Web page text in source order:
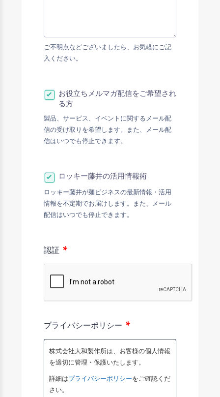
ご不明点などございましたら、お気軽にご記
入ください。
お役立ちメルマガ配信をご希望され
る方
製品、サービス、イベントに関するメール配
信の受け取りを希望します。また、メール配
信はいつでも停止できます。
ロッキー藤井の活用情報術
ロッキー藤井が麺ビジネスの最新情報・活用
情報を不定期でお届けします。また、メール
配信はいつでも停止できます。
認証 *
プライバシーポリシー *
株式会社大和製作所は、お客様の個人情報
を適切に管理・保護いたします。
詳細はプライバシーポリシーをご確認くだ
さい。